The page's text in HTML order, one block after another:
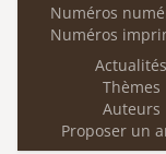
Numéros
Numéros
Actualités
Thèmes
Auteurs
Proposer un
23
Heller,
2019)
Hermann
Renaud